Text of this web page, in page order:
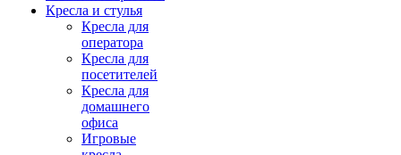
Кресла и стулья
Кресла для
оператора
Кресла для
посетителей
Кресла для
домашнего
офиса
Игровые